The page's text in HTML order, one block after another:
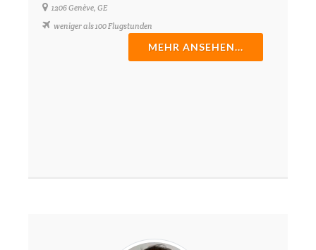
1206 Genève, GE
weniger als 100 Flugstunden
MEHR ANSEHEN...